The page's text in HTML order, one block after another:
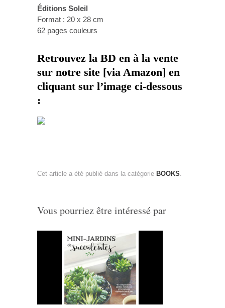
Éditions Soleil
Format : 20 x 28 cm
62 pages couleurs
Retrouvez la BD en à la vente
sur notre site [via Amazon] en
cliquant sur l’image ci-dessous
:
Cet article a été publié dans la catégorie BOOKS.
Vous pourriez être intéressé par